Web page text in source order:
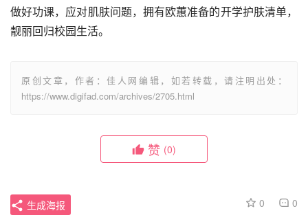
做好功课，应对肌肤问题，拥有欧蕙准备的开学护肤清单，
靓丽回归校园生活。
原创文章，作者：佳人网编辑，如若转载，请注明出处：
https://www.digifad.com/archives/2705.html
赞 (0)
0 0
生成海报